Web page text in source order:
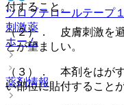
ツロブテロールテープ
刺激薬
ホーム
薬剤情報
付すること。
（２）． 皮膚刺激を
とが望ましい。
（３）． 本剤をはが
い部位に貼付すること